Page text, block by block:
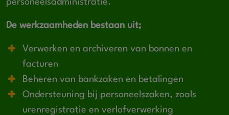
personeelsadministratie.
De werkzaamheden bestaan uit;
Verwerken en archiveren van bonnen en
facturen
Beheren van bankzaken en betalingen
Ondersteuning bij personeelszaken, zoals
urenregistratie en verlofverwerking